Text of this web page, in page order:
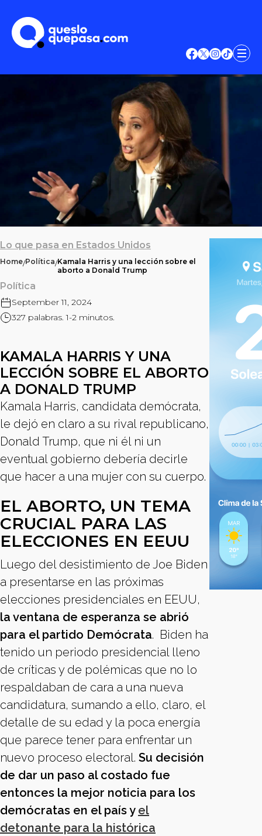
Lo que pasa en Estados Unidos
Home/Política/Kamala Harris y una lección sobre el
aborto a Donald Trump
Política
September 11, 2024
327 palabras. 1-2 minutos.
KAMALA HARRIS Y UNA
LECCIÓN SOBRE EL ABORTO
A DONALD TRUMP
Kamala Harris, candidata demócrata,
le dejó en claro a su rival republicano,
Donald Trump, que ni él ni un
eventual gobierno debería decirle
que hacer a una mujer con su cuerpo.
EL ABORTO, UN TEMA
CRUCIAL PARA LAS
ELECCIONES EN EEUU
Luego del desistimiento de Joe Biden
a presentarse en las próximas
elecciones presidenciales en EEUU,
la ventana de esperanza se abrió
para el partido Demócrata. Biden ha
tenido un periodo presidencial lleno
de críticas y de polémicas que no lo
respaldaban de cara a una nueva
candidatura, sumando a ello, claro, el
detalle de su edad y la poca energía
que parece tener para enfrentar un
nuevo proceso electoral. Su decisión
de dar un paso al costado fue
entonces la mejor noticia para los
demócratas en el país y el
detonante para la histórica